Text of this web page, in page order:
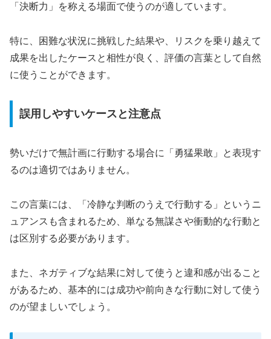
「決断力」を称える場面で使うのが適しています。
特に、困難な状況に挑戦した結果や、リスクを乗り越えて
成果を出したケースと相性が良く、評価の言葉として自然
に使うことができます。
誤用しやすいケースと注意点
勢いだけで無計画に行動する場合に「勇猛果敢」と表現す
るのは適切ではありません。
この言葉には、「冷静な判断のうえで行動する」というニ
ュアンスも含まれるため、単なる無謀さや衝動的な行動と
は区別する必要があります。
また、ネガティブな結果に対して使うと違和感が出ること
があるため、基本的には成功や前向きな行動に対して使う
のが望ましいでしょう。